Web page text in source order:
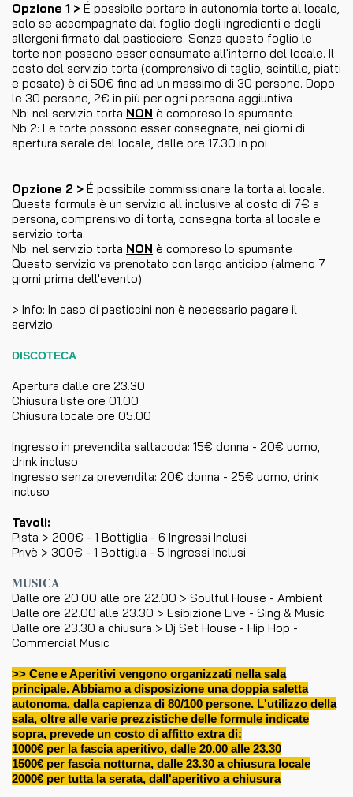
Opzione 1 > É possibile portare in autonomia torte al locale,
solo se accompagnate dal foglio degli ingredienti e degli
allergeni firmato dal pasticciere. Senza questo foglio le
torte non possono esser consumate all'interno del locale. Il
costo del servizio torta (comprensivo di taglio, scintille, piatti
e posate) è di 50€ fino ad un massimo di 30 persone. Dopo
le 30 persone, 2€ in più per ogni persona aggiuntiva
Nb: nel servizio torta NON è compreso lo spumante
Nb 2: Le torte possono esser consegnate, nei giorni di
apertura serale del locale, dalle ore 17.30 in poi
Opzione 2 > É possibile commissionare la torta al locale.
Questa formula è un servizio all inclusive al costo di 7€ a
persona, comprensivo di torta, consegna torta al locale e
servizio torta.
Nb: nel servizio torta NON è compreso lo spumante
Questo servizio va prenotato con largo anticipo (almeno 7
giorni prima dell'evento).
> Info: In caso di pasticcini non è necessario pagare il
servizio.
DISCOTECA
Apertura dalle ore 23.30
Chiusura liste ore 01.00
Chiusura locale ore 05.00
Ingresso in prevendita saltacoda: 15€ donna - 20€ uomo,
drink incluso
Ingresso senza prevendita: 20€ donna - 25€ uomo, drink
incluso
Tavoli:
Pista > 200€ - 1 Bottiglia - 6 Ingressi Inclusi
Privè > 300€ - 1 Bottiglia - 5 Ingressi Inclusi
MUSICA
Dalle ore 20.00 alle ore 22.00 > Soulful House - Ambient
Dalle ore 22.00 alle 23.30 > Esibizione Live - Sing & Music
Dalle ore 23.30 a chiusura > Dj Set House - Hip Hop -
Commercial Music
>> Cene e Aperitivi vengono organizzati nella sala
principale. Abbiamo a disposizione una doppia saletta
autonoma, dalla capienza di 80/100 persone. L'utilizzo della
sala, oltre alle varie prezzistiche delle formule indicate
sopra, prevede un costo di affitto extra di:
1000€ per la fascia aperitivo, dalle 20.00 alle 23.30
1500€ per fascia notturna, dalle 23.30 a chiusura locale
2000€ per tutta la serata, dall'aperitivo a chiusura